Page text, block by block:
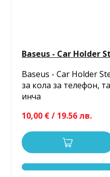
Baseus - Car Holder
Baseus - Car Holder
за кола за телефон,
инча
10,00 € / 19.56 лв.